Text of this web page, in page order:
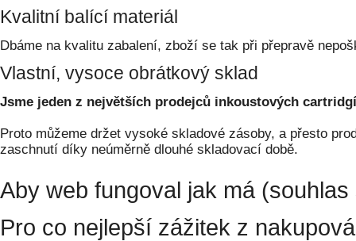
Kvalitní balící materiál
Dbáme na kvalitu zabalení, zboží se tak při přepravě
Vlastní, vysoce obrátkový sklad
Jsme jeden z největších prodejců inkoustových
Proto můžeme držet vysoké skladové zásoby, a přesto
zaschnutí díky neúměrně dlouhé skladovací době.
Aby web fungoval jak má
Pro co nejlepší zážitek z